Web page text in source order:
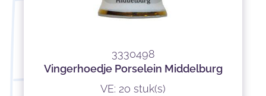
3330498
Vingerhoedje Porselein Middelburg
VE: 20 stuk(s)